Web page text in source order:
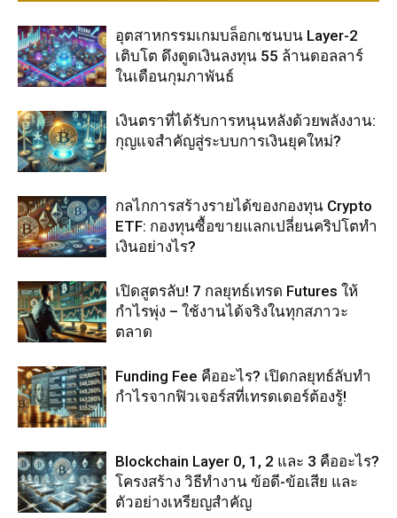
อุตสาหกรรมเกมบล็อกเชนบน Layer-2
เติบโต ดึงดูดเงินลงทุน 55 ล้านดอลลาร์
ในเดือนกุมภาพันธ์
เงินตราที่ได้รับการหนุนหลังด้วยพลังงาน:
กุญแจสำคัญสู่ระบบการเงินยุคใหม่?
กลไกการสร้างรายได้ของกองทุน Crypto
ETF: กองทุนซื้อขายแลกเปลี่ยนคริปโตทำ
เงินอย่างไร?
เปิดสูตรลับ! 7 กลยุทธ์เทรด Futures ให้
กำไรพุ่ง – ใช้งานได้จริงในทุกสภาวะ
ตลาด
Funding Fee คืออะไร? เปิดกลยุทธ์ลับทำ
กำไรจากฟิวเจอร์สที่เทรดเดอร์ต้องรู้!
Blockchain Layer 0, 1, 2 และ 3 คืออะไร?
โครงสร้าง วิธีทำงาน ข้อดี-ข้อเสีย และ
ตัวอย่างเหรียญสำคัญ